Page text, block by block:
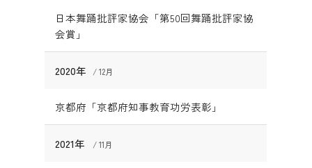
日本舞踊批評家協会「第50回舞踊批評家協
会賞」
2020年 12月
京都府「京都府知事教育功労表彰」
2021年 11月